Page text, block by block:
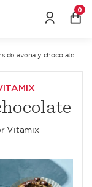
0
de avena y chocolate
Vitamix